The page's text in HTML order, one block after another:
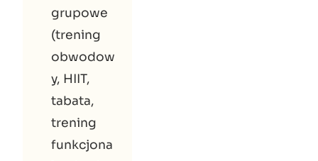
grupowe
(trening
obwodow
y, HIIT,
tabata,
trening
funkcjona